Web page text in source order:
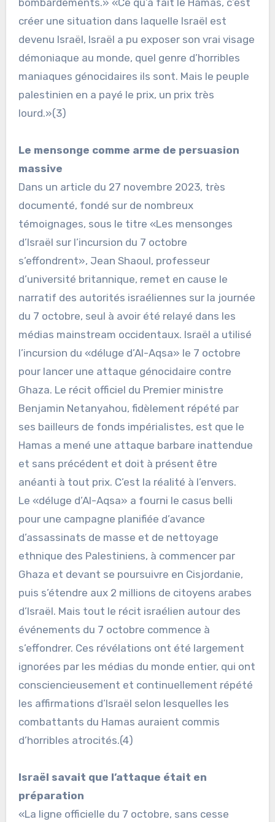
créer une situation dans laquelle Israël est
devenu Israël, Israël a pu exposer son vrai visage
démoniaque au monde, quel genre d’horribles
maniaques génocidaires ils sont. Mais le peuple
palestinien en a payé le prix, un prix très
lourd.»(3)
Le mensonge comme arme de persuasion
massive
Dans un article du 27 novembre 2023, très
documenté, fondé sur de nombreux
témoignages, sous le titre «Les mensonges
d’Israël sur l’incursion du 7 octobre
s’effondrent», Jean Shaoul, professeur
d’université britannique, remet en cause le
narratif des autorités israéliennes sur la journée
du 7 octobre, seul à avoir été relayé dans les
médias mainstream occidentaux. Israël a utilisé
l’incursion du «déluge d’Al-Aqsa» le 7 octobre
pour lancer une attaque génocidaire contre
Ghaza. Le récit officiel du Premier ministre
Benjamin Netanyahou, fidèlement répété par
ses bailleurs de fonds impérialistes, est que le
Hamas a mené une attaque barbare inattendue
et sans précédent et doit à présent être
anéanti à tout prix. C’est la réalité à l’envers.
Le «déluge d’Al-Aqsa» a fourni le casus belli
pour une campagne planifiée d’avance
d’assassinats de masse et de nettoyage
ethnique des Palestiniens, à commencer par
Ghaza et devant se poursuivre en Cisjordanie,
puis s’étendre aux 2 millions de citoyens arabes
d’Israël. Mais tout le récit israélien autour des
événements du 7 octobre commence à
s’effondrer. Ces révélations ont été largement
ignorées par les médias du monde entier, qui ont
consciencieusement et continuellement répété
les affirmations d’Israël selon lesquelles les
combattants du Hamas auraient commis
d’horribles atrocités.(4)
Israël savait que l’attaque était en
préparation
«La ligne officielle du 7 octobre, sans cesse